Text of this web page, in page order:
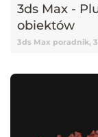
3ds Max -
obiektów